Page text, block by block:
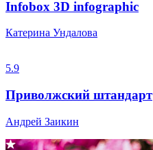
Infobox 3D infographic
Катерина Ундалова
5.9
Приволжский штандарт
Андрей Заикин